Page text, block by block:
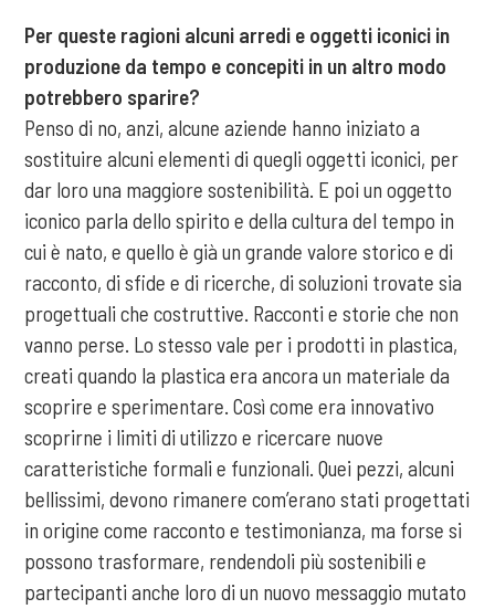
Per queste ragioni alcuni arredi e oggetti iconici in
produzione da tempo e concepiti in un altro modo
potrebbero sparire?
Penso di no, anzi, alcune aziende hanno iniziato a
sostituire alcuni elementi di quegli oggetti iconici, per
dar loro una maggiore sostenibilità. E poi un oggetto
iconico parla dello spirito e della cultura del tempo in
cui è nato, e quello è già un grande valore storico e di
racconto, di sfide e di ricerche, di soluzioni trovate sia
progettuali che costruttive. Racconti e storie che non
vanno perse. Lo stesso vale per i prodotti in plastica,
creati quando la plastica era ancora un materiale da
scoprire e sperimentare. Così come era innovativo
scoprirne i limiti di utilizzo e ricercare nuove
caratteristiche formali e funzionali. Quei pezzi, alcuni
bellissimi, devono rimanere com’erano stati progettati
in origine come racconto e testimonianza, ma forse si
possono trasformare, rendendoli più sostenibili e
partecipanti anche loro di un nuovo messaggio mutato